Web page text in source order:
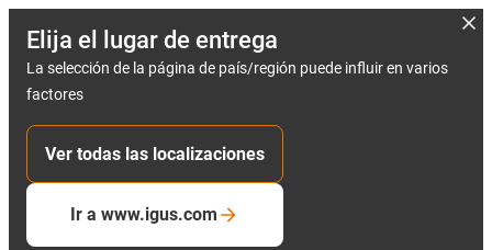
Elija el lugar de entrega
La selección de la página de país/región puede influir en varios
factores
Ver todas las localizaciones
Ir a www.igus.com